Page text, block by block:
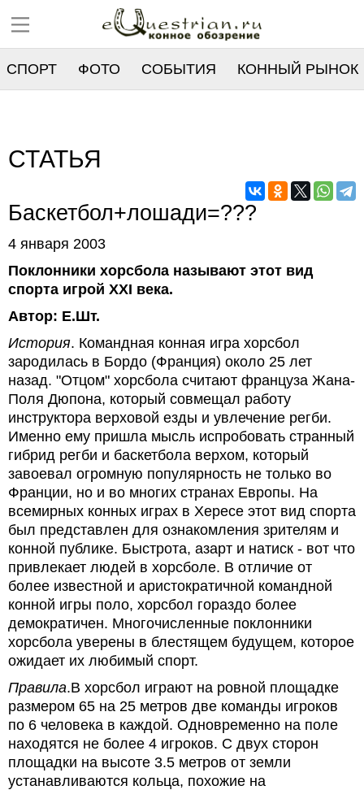
СПОРТ ФОТО СОБЫТИЯ КОННЫЙ РЫНОК
СТАТЬЯ
Баскетбол+лошади=???
4 января 2003
Поклонники хорсбола называют этот вид
спорта игрой XXI века.
Автор: Е.Шт.
История. Командная конная игра хорсбол
зародилась в Бордо (Франция) около 25 лет
назад. "Отцом" хорсбола считают француза Жана-
Поля Дюпона, который совмещал работу
инструктора верховой езды и увлечение регби.
Именно ему пришла мысль испробовать странный
гибрид регби и баскетбола верхом, который
завоевал огромную популярность не только во
Франции, но и во многих странах Европы. На
всемирных конных играх в Хересе этот вид спорта
был представлен для ознакомления зрителям и
конной публике. Быстрота, азарт и натиск - вот что
привлекает людей в хорсболе. В отличие от
более известной и аристократичной командной
конной игры поло, хорсбол гораздо более
демократичен. Многочисленные поклонники
хорсбола уверены в блестящем будущем, которое
ожидает их любимый спорт.
Правила.В хорсбол играют на ровной площадке
размером 65 на 25 метров две команды игроков
по 6 человека в каждой. Одновременно на поле
находятся не более 4 игроков. С двух сторон
площадки на высоте 3.5 метров от земли
устанавливаются кольца, похожие на